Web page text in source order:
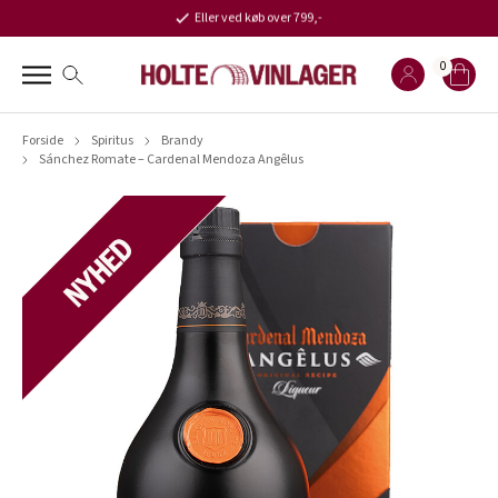
Eller ved køb over 799,-
0
Forside Spiritus
Brandy
Sánchez Romate – Cardenal Mendoza Angêlus